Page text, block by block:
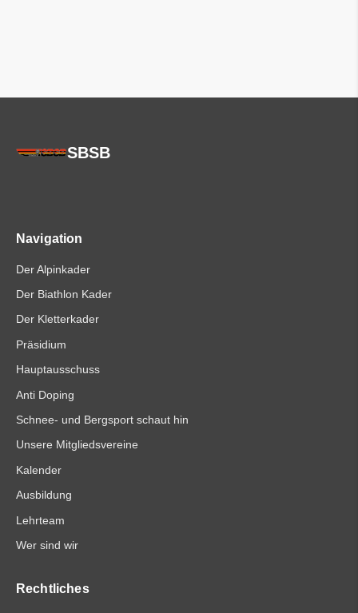
SBSB
Navigation
Der Alpinkader
Der Biathlon Kader
Der Kletterkader
Präsidium
Hauptausschuss
Anti Doping
Schnee- und Bergsport schaut hin
Unsere Mitgliedsvereine
Kalender
Ausbildung
Lehrteam
Wer sind wir
Rechtliches